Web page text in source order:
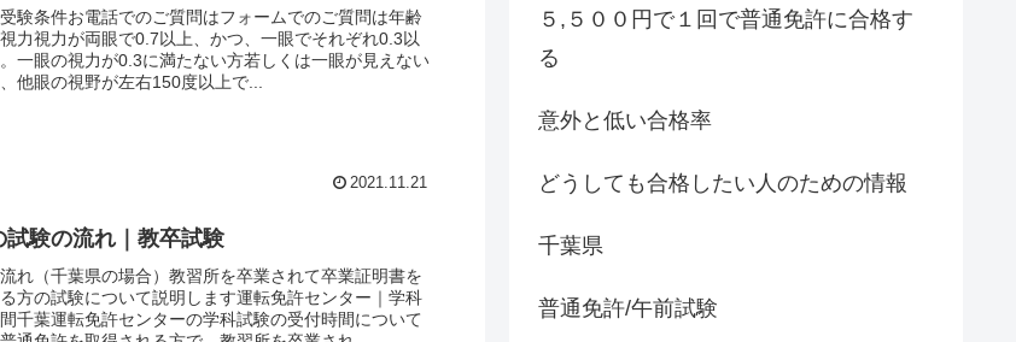
験条件お電話でのご質問はフォームでのご質問は年齢
力視力が両眼で0.7以上、かつ、一眼でそれぞれ0.3以
一眼の視力が0.3に満たない方若しくは一眼が見えない
他眼の視野が左右150度以上で...
2021.11.21
試験の流れ｜教卒試験
れ（千葉県の場合）教習所を卒業されて卒業証明書を
方の試験について説明します運転免許センター｜学科
千葉運転免許センターの学科試験の受付時間について
５,５００円で１回で普通免許に合格す
る
意外と低い合格率
どうしても合格したい人のための情報
千葉県
普通免許/午前試験